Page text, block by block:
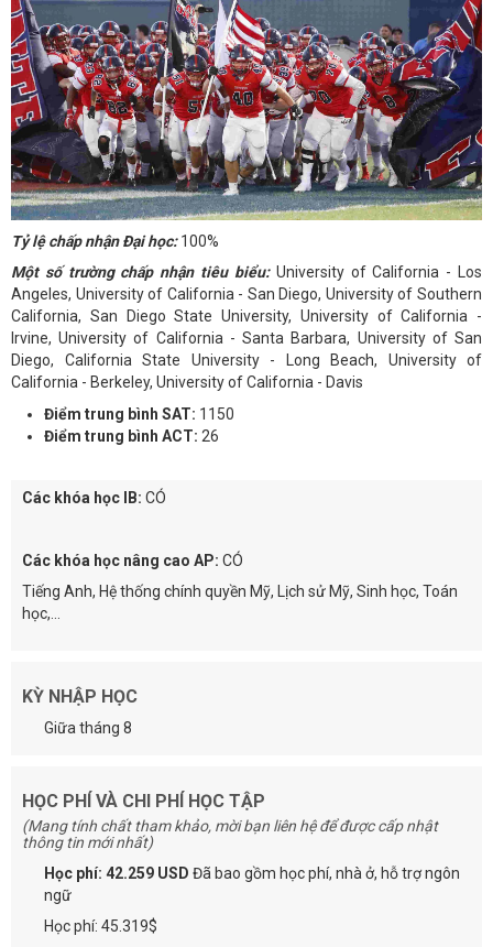
Tỷ lệ chấp nhận Đại học:100%
Một số trường chấp nhận tiêu biểu: University of California - Los
Angeles, University of California - San Diego, University of Southern
California, San Diego State University, University of California -
Irvine, University of California - Santa Barbara, University of San
Diego, California State University - Long Beach, University of
California - Berkeley, University of California - Davis
Điểm trung bình SAT: 1150
Điểm trung bình ACT: 26
Các khóa học IB: CÓ
Các khóa học nâng cao AP: CÓ
Tiếng Anh, Hệ thống chính quyền Mỹ, Lịch sử Mỹ, Sinh học, Toán
học,...
KỲ NHẬP HỌC
Giữa tháng 8
HỌC PHÍ VÀ CHI PHÍ HỌC TẬP
(Mang tính chất tham khảo, mời bạn liên hệ để được cấp nhật
thông tin mới nhất)
Học phí: 42.259 USD Đã bao gồm học phí, nhà ở, hỗ trợ ngôn
ngữ
Học phí: 45.319$